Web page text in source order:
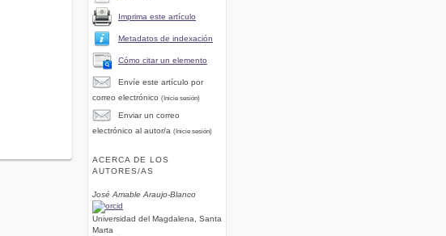
Imprima este artículo
Metadatos de indexación
Cómo citar un elemento
Envíe este artículo por
correo electrónico (Inicie sesión)
Enviar un correo
electrónico al autor/a (Inicie sesión)
ACERCA DE LOS
AUTORES/AS
José Amable Araujo-Blanco
Universidad del Magdalena, Santa
Marta